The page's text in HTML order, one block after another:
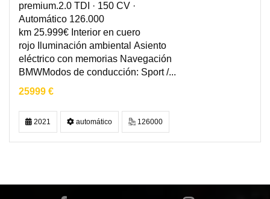
premium.2.0 TDI · 150 CV ·
Automático 126.000
km 25.999€ Interior en cuero
rojo Iluminación ambiental Asiento
eléctrico con memorias Navegación
BMWModos de conducción: Sport /...
25999 €
2021 automático 126000